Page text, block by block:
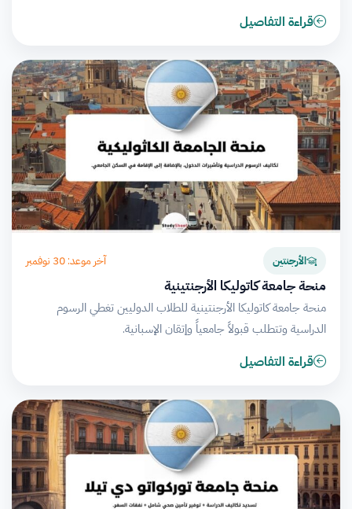
قراءة التفاصيل
الأرجنتين آخر موعد: 30 نوفمبر
منحة جامعة كاتوليكا الأرجنتينية
منحة جامعة كاتوليكا الأرجنتينية للطلاب الدوليين تغطي الرسوم
الدراسية وتتطلب قبولاً جامعياً وإتقان الإسبانية.
قراءة التفاصيل